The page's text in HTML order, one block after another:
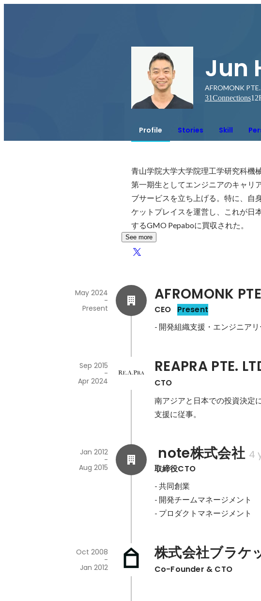
Jun
AFROMONK
31Connections12
Profile Stories Skill
青山学院大学大学院理工学研究科機
第一期生としてエンジニアのキャリ
ブサービスを立ち上げる。特に、自
ケットプレイスを運営し、これが日
するGMO Pepaboに買収された。
See more
AFROMONK
CEO Present
May 2024
-
Present
REAPRA PTE.
CTO
Sep 2015
-
Apr 2024
南アジアと日本での投資決定
支援に従事。
note株式会社 4
取締役CTO
Jan 2012
-
Aug 2015
- 共同創業
- 開発チームマネージメント
- プロダクトマネージメント
株式会社ブラケ
Co-Founder & CTO
Oct 2008
-
Jan 2012